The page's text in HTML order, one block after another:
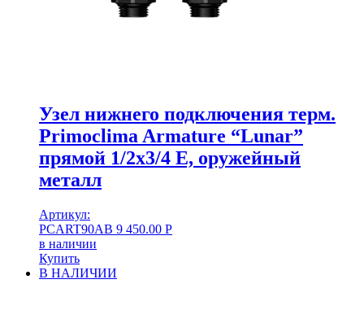
Узел нижнего подключения терм.
Primoclima Armature “Lunar”
прямой 1/2х3/4 Е, оружейный
металл
Артикул:
PCART90AB 9 450.00 Р
в наличии
Купить
В НАЛИЧИИ